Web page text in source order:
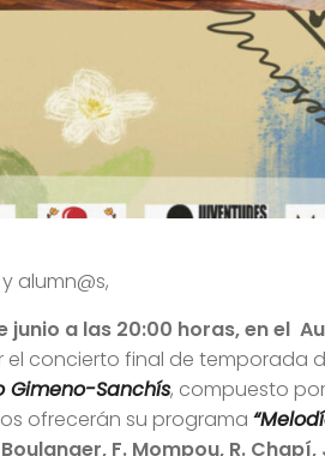
alumn@s,
junio a las 20:00 horas, en el
el concierto final de temporada
Gimeno-Sanchís, compuesto por
ofrecerán su programa
Boulanger, F. Mompou, R.